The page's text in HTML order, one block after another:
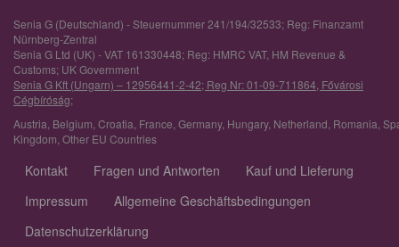
Senia G (Deutschland) - Steuernummer 241/194/32533; Reg: Finanzamt
Nürnberg-Zentral
Senia G Ltd (UK) - VAT 161330448; Reg: HMRC VAT, HM Revenue &
Customs; UK Government
Senia G Kft (Ungarn) – 12956441-2-42; Reg Nr: 01-09-711864, Fővárosi
Cégbíróság;
Austria Belgium Croatia France Germany, Hungary, Netherland Romania
Kingdom Other EU Countries
Kontakt Fragen und Antworten
Kauf und Lieferung
Impressum
Allgemeine Geschäftsbedingungen
Datenschutzerklärung